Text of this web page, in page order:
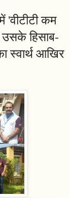
'वीटीटी कम
हिसाब-
स्वार्थ आखिर